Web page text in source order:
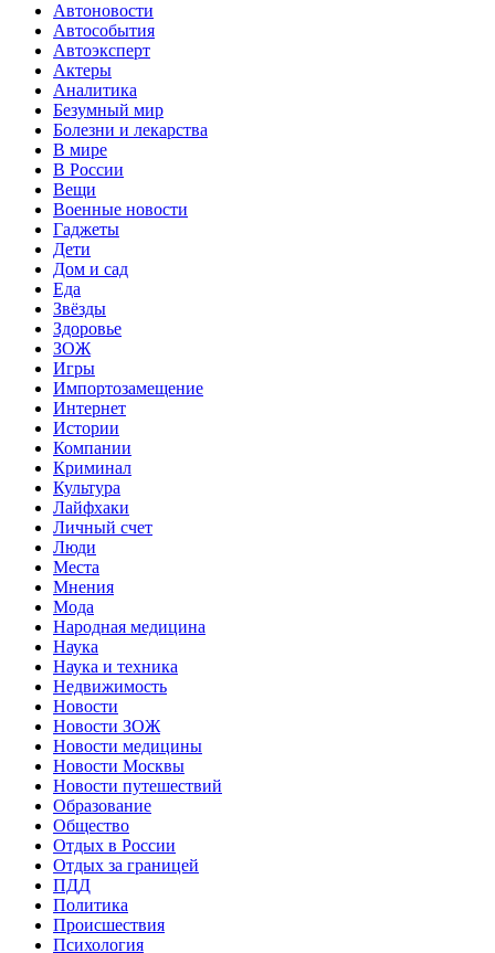
Автоновости
Автособытия
Автоэксперт
Актеры
Аналитика
Безумный мир
Болезни и лекарства
В мире
В России
Вещи
Военные новости
Гаджеты
Дети
Дом и сад
Еда
Звёзды
Здоровье
ЗОЖ
Игры
Импортозамещение
Интернет
Истории
Компании
Криминал
Культура
Лайфхаки
Личный счет
Люди
Места
Мнения
Мода
Народная медицина
Наука
Наука и техника
Недвижимость
Новости
Новости ЗОЖ
Новости медицины
Новости Москвы
Новости путешествий
Образование
Общество
Отдых в России
Отдых за границей
ПДД
Политика
Происшествия
Психология